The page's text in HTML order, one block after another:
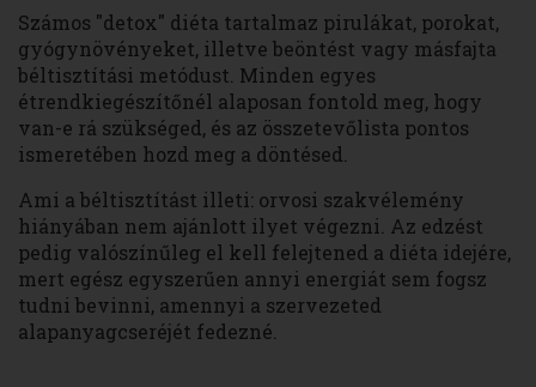
Számos "detox" diéta tartalmaz pirulákat, porokat,
gyógynövényeket, illetve beöntést vagy másfajta
béltisztítási metódust. Minden egyes
étrendkiegészítőnél alaposan fontold meg, hogy
van-e rá szükséged, és az összetevőlista pontos
ismeretében hozd meg a döntésed.
Ami a béltisztítást illeti: orvosi szakvélemény
hiányában nem ajánlott ilyet végezni. Az edzést
pedig valószínűleg el kell felejtened a diéta idejére,
mert egész egyszerűen annyi energiát sem fogsz
tudni bevinni, amennyi a szervezeted
alapanyagcseréjét fedezné.